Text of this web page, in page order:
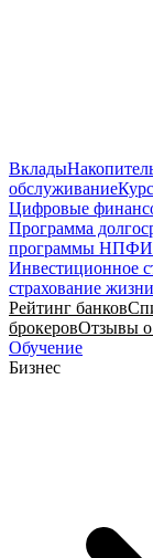
Вклады
обслуживание
Цифровые
Программа
программы НПФ
Инвестиционное
страхование жизни
Рейтинг банков
брокеровОтзывы о
Обучение
Бизнес